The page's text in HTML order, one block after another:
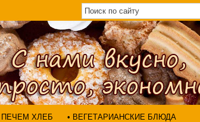
ПЕЧЕМ ХЛЕБ • ВЕГЕТАРИАНСКИЕ БЛЮДА